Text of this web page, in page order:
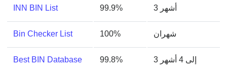
INN BIN List 99.9% 3 أشهر
Bin Checker List 100% شهران
Best BIN Database 99.8% 3 إلى 4 أشهر